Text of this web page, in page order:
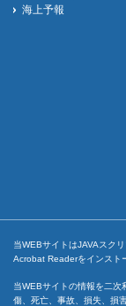
海上予報
当WEBサイトはJAVAスク
Acrobat Readerをインスト
当WEBサイトの情報を二
傷、死亡、事故、損失、損